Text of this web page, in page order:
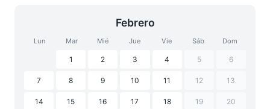
Febrero
Lun Mar Mié Jue Vie Sáb Dom
1 2 3 4 5 6
7 8 9 10 11 12 13
14 15 16 17 18 19 20